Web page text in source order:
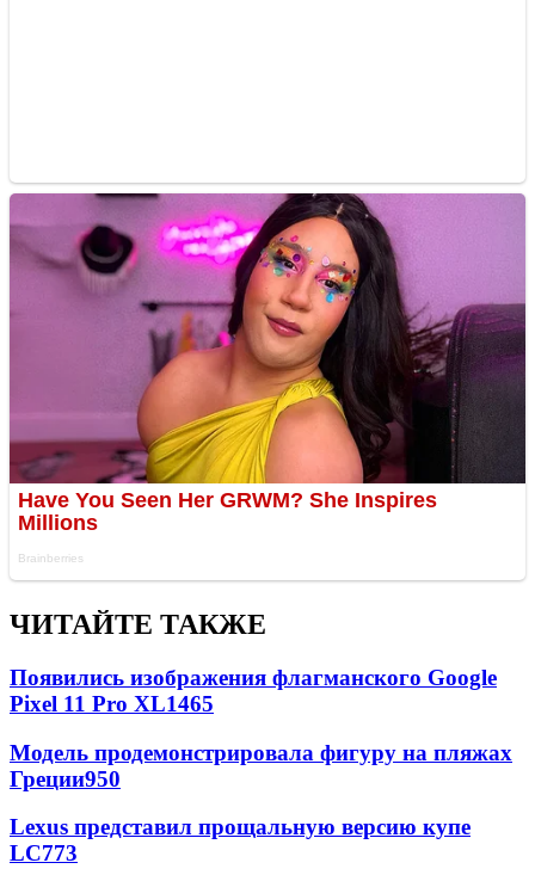
ЧИТАЙТЕ ТАКЖЕ
Появились изображения флагманского Google
Pixel 11 Pro XL1465
Модель продемонстрировала фигуру на пляжах
Греции950
Lexus представил прощальную версию купе
LC773